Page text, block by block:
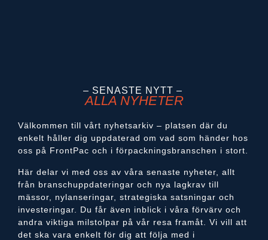
– SENASTE NYTT –
ALLA NYHETER
Välkommen till vårt nyhetsarkiv – platsen där du
enkelt håller dig uppdaterad om vad som händer hos
oss på FrontPac och i förpackningsbranschen i stort.
Här delar vi med oss av våra senaste nyheter, allt
från branschuppdateringar och nya lagkrav till
mässor, nylanseringar, strategiska satsningar och
investeringar. Du får även inblick i våra förvärv och
andra viktiga milstolpar på vår resa framåt. Vi vill att
det ska vara enkelt för dig att följa med i